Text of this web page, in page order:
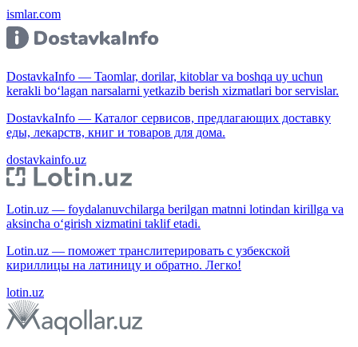
ismlar.com
DostavkaInfo — Taomlar, dorilar, kitoblar va boshqa uy uchun
kerakli bo‘lagan narsalarni yetkazib berish xizmatlari bor servislar.
DostavkaInfo — Каталог сервисов, предлагающих доставку
еды, лекарств, книг и товаров для дома.
dostavkainfo.uz
Lotin.uz — foydalanuvchilarga berilgan matnni lotindan kirillga va
aksincha o‘girish xizmatini taklif etadi.
Lotin.uz — поможет транслитерировать с узбекской
кириллицы на латиницу и обратно. Легко!
lotin.uz